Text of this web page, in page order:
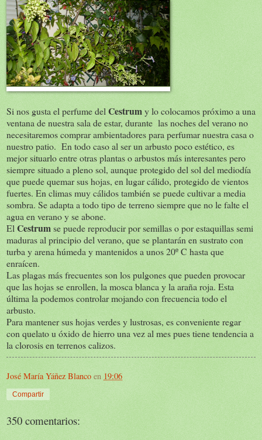
Si nos gusta el perfume del Cestrumy lo colocamos próximo a una
ventana de nuestra sala de estar, durante las noches del verano no
necesitaremos comprar ambientadores para perfumar nuestra casa o
nuestro patio. En todo caso al ser un arbusto poco estético, es
mejor situarlo entre otras plantas o arbustos más interesantes pero
siempre situado a pleno sol, aunque protegido del sol del mediodía
que puede quemar sus hojas, en lugar cálido, protegido de vientos
fuertes. En climas muy cálidos también se puede cultivar a media
sombra. Se adapta a todo tipo de terreno siempre que no le falte el
agua en verano y se abone.
El Cestrumse puede reproducir por semillas o por estaquillas semi
maduras al principio del verano, que se plantarán en sustrato con
turba y arena húmeda y mantenidos a unos 20º C hasta que
enraícen.
Las plagas más frecuentes son los pulgones que pueden provocar
que las hojas se enrollen, la mosca blanca y la araña roja. Esta
última la podemos controlar mojando con frecuencia todo el
arbusto.
Para mantener sus hojas verdes y lustrosas, es conveniente regar
con quelato u óxido de hierro una vez al mes pues tiene tendencia a
la clorosis en terrenos calizos.
José María Yáñez Blanco en 19:06
Compartir
350 comentarios: